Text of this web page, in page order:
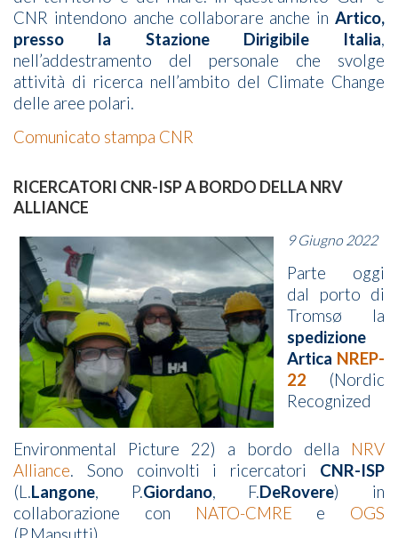
CNR intendono anche collaborare anche in Artico,
presso la Stazione Dirigibile Italia,
nell’addestramento del personale che svolge
attività di ricerca nell’ambito del Climate Change
delle aree polari.
Comunicato stampa CNR
RICERCATORI CNR-ISP A BORDO DELLA NRV
ALLIANCE
9 Giugno 2022
Parte oggi
dal porto di
Tromsø la
spedizione
Artica NREP-
22 (Nordic
Recognized
Environmental Picture 22) a bordo della NRV
Alliance. Sono coinvolti i ricercatori CNR-ISP
(L.Langone, P.Giordano, F.DeRovere) in
collaborazione con
NATO-CMRE e OGS